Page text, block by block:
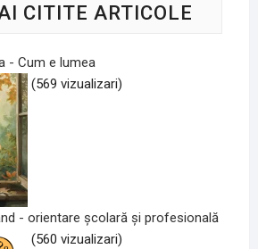
CITITE ARTICOLE
- Cum e lumea
(569 vizualizari)
- orientare școlară și profesională
(560 vizualizari)